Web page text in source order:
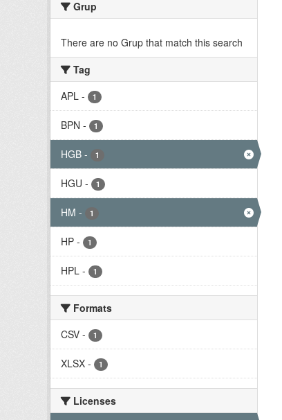
Grup
There are no Grup that match this search
Tag
APL - 1
BPN - 1
HGB - 1
HGU - 1
HM - 1
HP - 1
HPL - 1
Formats
CSV - 1
XLSX - 1
Licenses